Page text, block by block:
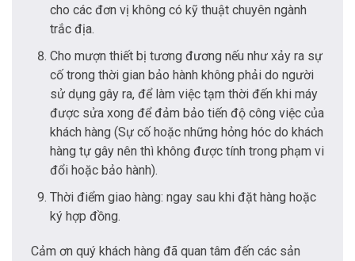
cho các đơn vị không có kỹ thuật chuyên ngành
trắc địa.
Cho mượn thiết bị tương đương nếu như xảy ra sự
cố trong thời gian bảo hành không phải do người
sử dụng gây ra, để làm việc tạm thời đến khi máy
được sửa xong để đảm bảo tiến độ công việc của
khách hàng (Sự cố hoặc những hỏng hóc do khách
hàng tự gây nên thì không được tính trong phạm vi
đổi hoặc bảo hành).
Thời điểm giao hàng: ngay sau khi đặt hàng hoặc
ký hợp đồng.
Cảm ơn quý khách hàng đã quan tâm đến các sản